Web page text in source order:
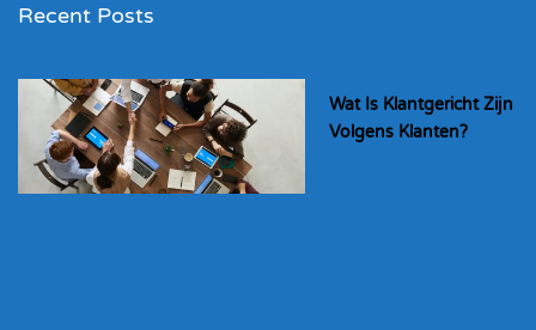
Recent Posts
Wat Is Klantgericht Zijn
Volgens Klanten?